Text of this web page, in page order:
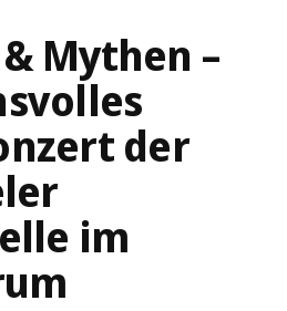
Mythen –
der
im